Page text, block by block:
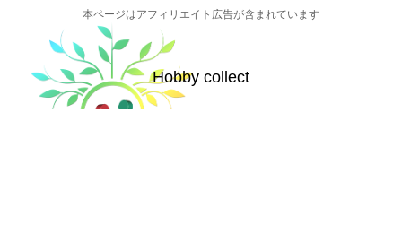
本ページはアフィリエイト広告が含まれています
Hobby collect